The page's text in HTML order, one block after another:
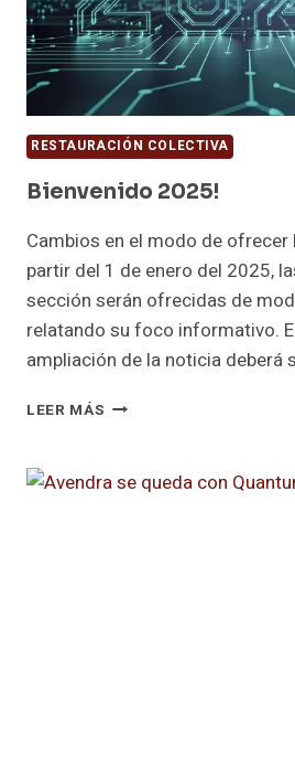
RESTAURACIÓN COLECTIVA
Bienvenido 2025!
Cambios en el modo de
partir del 1 de enero del 2025,
sección serán ofrecidas de
relatando su foco informativo.
ampliación de la noticia deberá
LEER MÁS BIENVENIDO